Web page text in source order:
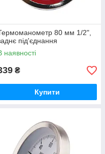
80 мм 1/2",
під'єднання
наявності
₴
Купити